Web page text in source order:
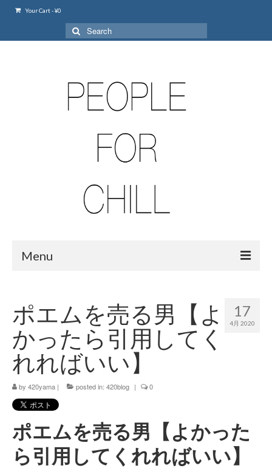
Your Cart-¥0
Search
for:
Menu
420 shibuya_info
420 shibuya_access
420 shibuya_shop
Instagram:420shibuya_official
About:FOUR TWENTY SHIBUYA
YouTube:420shibuya
420 Blog Full
17
4月 2020
ポエムを売る男【よ
かったら引用してく
れればいい】
by 420yama | posted in: 420blog | 0
ポエムを売る男【よかった
ら引用してくれればいい】